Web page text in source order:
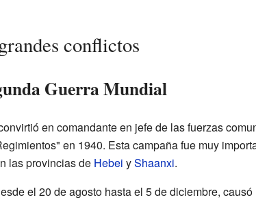
conflictos
Guerra Mundial
en comandante en jefe de las fuerzas
en 1940. Esta campaña fue muy
las provincias de Hebei yShaanxi.
el 20 de agosto hasta el 5 de diciembre,